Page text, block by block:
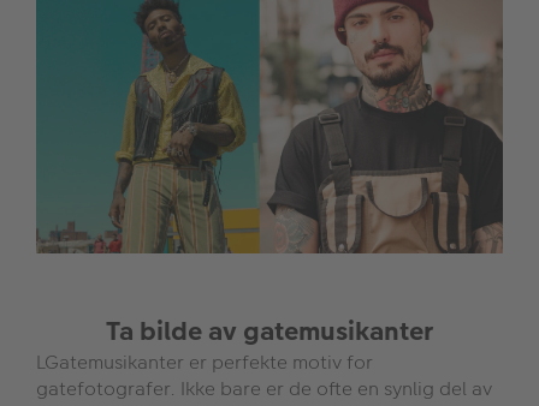
Ta bilde av gatemusikanter
LGatemusikanter er perfekte motiv for
gatefotografer. Ikke bare er de ofte en synlig del av